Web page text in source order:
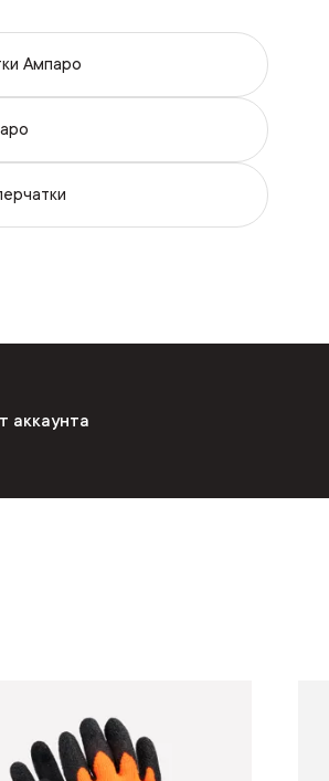
Ампаро
аккаунта